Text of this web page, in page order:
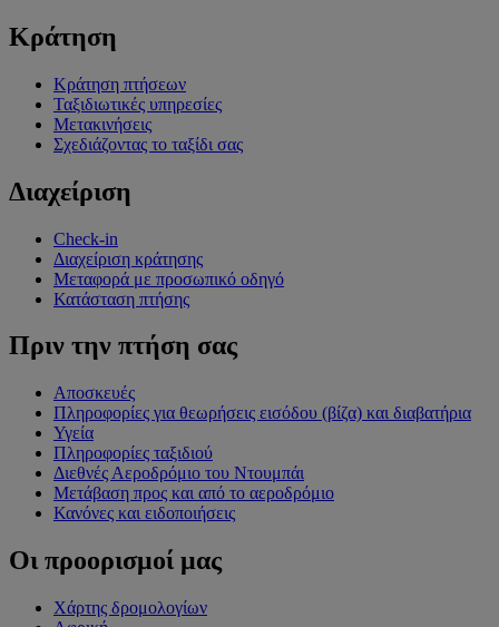
Κράτηση
Κράτηση πτήσεων
Ταξιδιωτικές υπηρεσίες
Μετακινήσεις
Σχεδιάζοντας το ταξίδι σας
Διαχείριση
Check-in
Διαχείριση κράτησης
Μεταφορά με προσωπικό οδηγό
Κατάσταση πτήσης
Πριν την πτήση σας
Αποσκευές
Πληροφορίες για θεωρήσεις εισόδου (βίζα) και διαβατήρια
Υγεία
Πληροφορίες ταξιδιού
Διεθνές Αεροδρόμιο του Ντουμπάι
Μετάβαση προς και από το αεροδρόμιο
Κανόνες και ειδοποιήσεις
Οι προορισμοί μας
Χάρτης δρομολογίων